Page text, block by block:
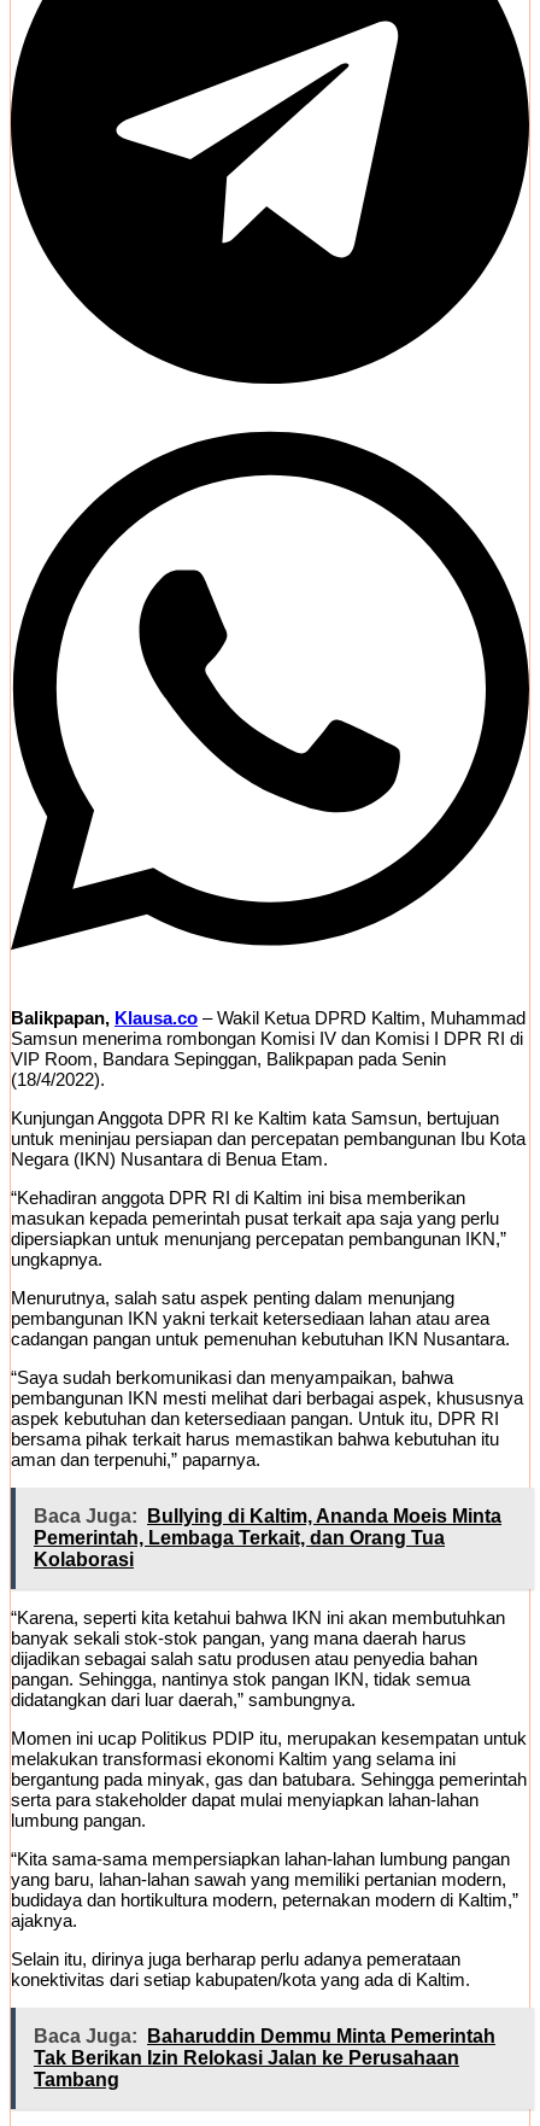
Balikpapan, Klausa.co – Wakil Ketua DPRD Kaltim, Muhammad
Samsun menerima rombongan Komisi IV dan Komisi I DPR RI di
VIP Room, Bandara Sepinggan, Balikpapan pada Senin
(18/4/2022).
Kunjungan Anggota DPR RI ke Kaltim kata Samsun, bertujuan
untuk meninjau persiapan dan percepatan pembangunan Ibu Kota
Negara (IKN) Nusantara di Benua Etam.
“Kehadiran anggota DPR RI di Kaltim ini bisa memberikan
masukan kepada pemerintah pusat terkait apa saja yang perlu
dipersiapkan untuk menunjang percepatan pembangunan IKN,”
ungkapnya.
Menurutnya, salah satu aspek penting dalam menunjang
pembangunan IKN yakni terkait ketersediaan lahan atau area
cadangan pangan untuk pemenuhan kebutuhan IKN Nusantara.
“Saya sudah berkomunikasi dan menyampaikan, bahwa
pembangunan IKN mesti melihat dari berbagai aspek, khususnya
aspek kebutuhan dan ketersediaan pangan. Untuk itu, DPR RI
bersama pihak terkait harus memastikan bahwa kebutuhan itu
aman dan terpenuhi,” paparnya.
Baca Juga:
Bullying di Kaltim, Ananda Moeis Minta
Pemerintah, Lembaga Terkait, dan Orang Tua
Kolaborasi
“Karena, seperti kita ketahui bahwa IKN ini akan membutuhkan
banyak sekali stok-stok pangan, yang mana daerah harus
dijadikan sebagai salah satu produsen atau penyedia bahan
pangan. Sehingga, nantinya stok pangan IKN, tidak semua
didatangkan dari luar daerah,” sambungnya.
Momen ini ucap Politikus PDIP itu, merupakan kesempatan untuk
melakukan transformasi ekonomi Kaltim yang selama ini
bergantung pada minyak, gas dan batubara. Sehingga pemerintah
serta para stakeholder dapat mulai menyiapkan lahan-lahan
lumbung pangan.
“Kita sama-sama mempersiapkan lahan-lahan lumbung pangan
yang baru, lahan-lahan sawah yang memiliki pertanian modern,
budidaya dan hortikultura modern, peternakan modern di Kaltim,”
ajaknya.
Selain itu, dirinya juga berharap perlu adanya pemerataan
konektivitas dari setiap kabupaten/kota yang ada di Kaltim.
Baca Juga:
Baharuddin Demmu Minta Pemerintah
Tak Berikan Izin Relokasi Jalan ke Perusahaan
Tambang